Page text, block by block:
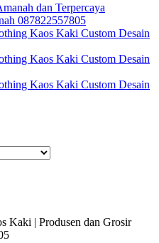
dan Terpercaya
087822557805
Kaos Kaki Custom Desain
Kaos Kaki Custom Desain
Kaos Kaki Custom Desain
Kaki | Produsen dan Grosir